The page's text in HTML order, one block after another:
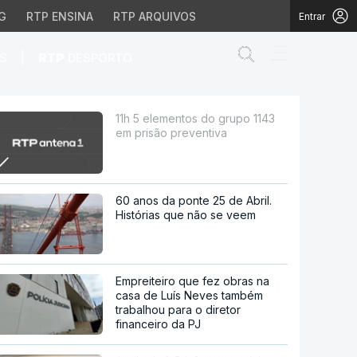
RTP ENSINA RTP ARQUIVOS Entrar
11h 5 elementos do grupo 1143
em prisão preventiva
60 anos da ponte 25 de Abril.
Histórias que não se veem
Empreiteiro que fez obras na
casa de Luís Neves também
trabalhou para o diretor
financeiro da PJ